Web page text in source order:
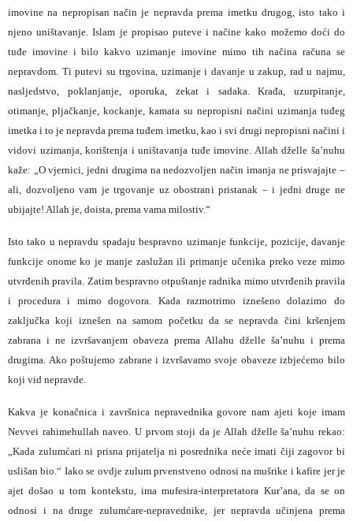
imovine na nepropisan način je nepravda prema imetku drugog, isto tako i
njeno uništavanje. Islam je propisao puteve i načine kako možemo doći do
tuđe imovine i bilo kakvo uzimanje imovine mimo tih načina računa se
nepravdom. Ti putevi su trgovina, uzimanje i davanje u zakup, rad u najmu,
nasljedstvo, poklanjanje, oporuka, zekat i sadaka. Krađa, uzurpiranje,
otimanje, pljačkanje, kockanje, kamata su nepropisni načini uzimanja tuđeg
imetka i to je nepravda prema tuđem imetku, kao i svi drugi nepropisni načini i
vidovi uzimanja, korištenja i uništavanja tuđe imovine. Allah dželle ša’nuhu
kaže: „O vjernici, jedni drugima na nedozvoljen način imanja ne prisvajajte –
ali, dozvoljeno vam je trgovanje uz obostrani pristanak – i jedni druge ne
ubijajte! Allah je, doista, prema vama milostiv.“
Isto tako u nepravdu spadaju bespravno uzimanje funkcije, pozicije, davanje
funkcije onome ko je manje zaslužan ili primanje učenika preko veze mimo
utvrđenih pravila. Zatim bespravno otpuštanje radnika mimo utvrđenih pravila
i procedura i mimo dogovora. Kada razmotrimo iznešeno dolazimo do
zaključka koji iznešen na samom početku da se nepravda čini kršenjem
zabrana i ne izvršavanjem obaveza prema Allahu dželle ša’nuhu i prema
drugima. Ako poštujemo zabrane i izvršavamo svoje obaveze izbjećemo bilo
koji vid nepravde.
Kakva je konačnica i završnica nepravednika govore nam ajeti koje imam
Nevvei rahimehullah naveo. U prvom stoji da je Allah dželle ša’nuhu rekao:
„Kada zulumćari ni prisna prijatelja ni posrednika neće imati čiji zagovor bi
uslišan bio.“ Iako se ovdje zulum prvenstveno odnosi na mušrike i kafire jer je
ajet došao u tom kontekstu, ima mufesira-interpretatora Kur’ana, da se on
odnosi i na druge zulumćare-nepravednike, jer nepravda učinjena prema